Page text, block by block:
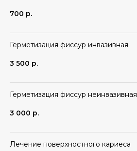
700 р.
Герметизация фиссур инвазивная
3 500 р.
Герметизация фиссур неинвазивная
3 000 р.
Лечение поверхностного кариеса